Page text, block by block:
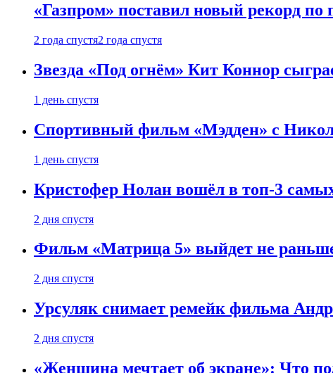
«Газпром» поставил новый рекорд
2 года спустя2 года спустя
Звезда «Под огнём» Кит Коннор
1 день спустя
Спортивный фильм «Мэдден» с
1 день спустя
Кристофер Нолан вошёл в топ-3
2 дня спустя
Фильм «Матрица 5» выйдет не раньше
2 дня спустя
Урсуляк снимает ремейк фильма
2 дня спустя
«Женщина мечтает об экране»: Что